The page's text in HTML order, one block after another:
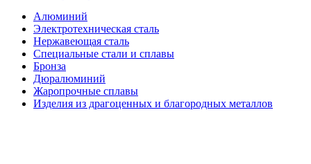
Алюминий
Электротехническая сталь
Нержавеющая сталь
Специальные стали и сплавы
Бронза
Дюралюминий
Жаропрочные сплавы
Изделия из драгоценных и благородных металлов